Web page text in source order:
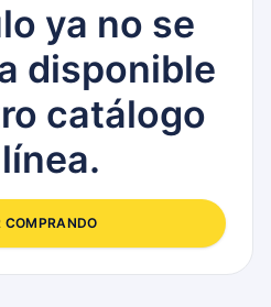
ya no se
disponible
catálogo
COMPRANDO